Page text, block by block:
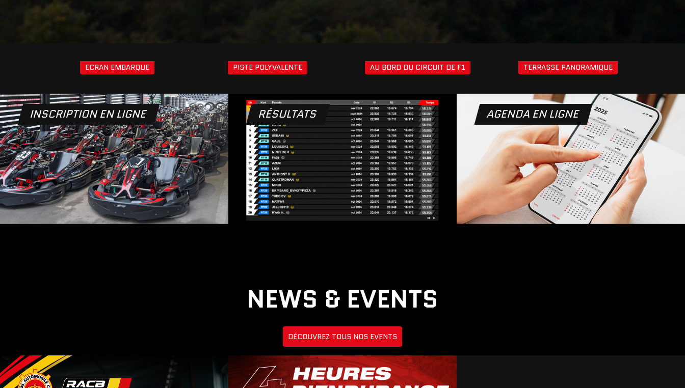
ECRAN EMBARQUE PISTE POLYVALENTE AU BORD DU CIRCUIT DE F1 TERRASSE PANORAMIQUE
INSCRIPTION EN LIGNE RÉSULTATS AGENDA EN LIGNE
NEWS & EVENTS
DÉCOUVREZ TOUS NOS EVENTS